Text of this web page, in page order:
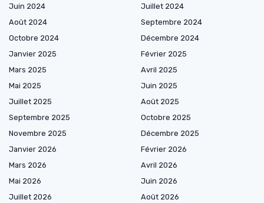
Juin 2024
Juillet 2024
Août 2024
Septembre 2024
Octobre 2024
Décembre 2024
Janvier 2025
Février 2025
Mars 2025
Avril 2025
Mai 2025
Juin 2025
Juillet 2025
Août 2025
Septembre 2025
Octobre 2025
Novembre 2025
Décembre 2025
Janvier 2026
Février 2026
Mars 2026
Avril 2026
Mai 2026
Juin 2026
Juillet 2026
Août 2026